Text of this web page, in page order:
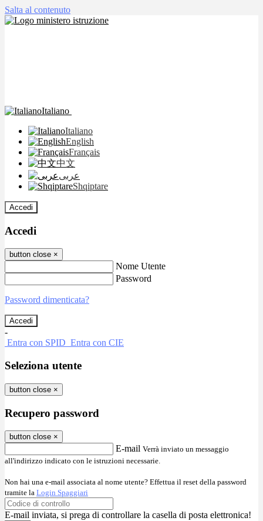
Salta al contenuto
Italiano
Italiano
English
Français
中文
عربى
Shqiptare
Accedi
Accedi
button close ×
Nome Utente
Password
Password dimenticata?
-
Entra con SPID Entra con CIE
Seleziona utente
button close ×
Recupero password
button close ×
E-mail Verrà inviato un messaggio
all'indirizzo indicato con le istruzioni necessarie.
Non hai una e-mail associata al nome utente? Effettua il reset della password
tramite la Login Spaggiari
E-mail inviata, si prega di controllare la casella di posta elettronica!